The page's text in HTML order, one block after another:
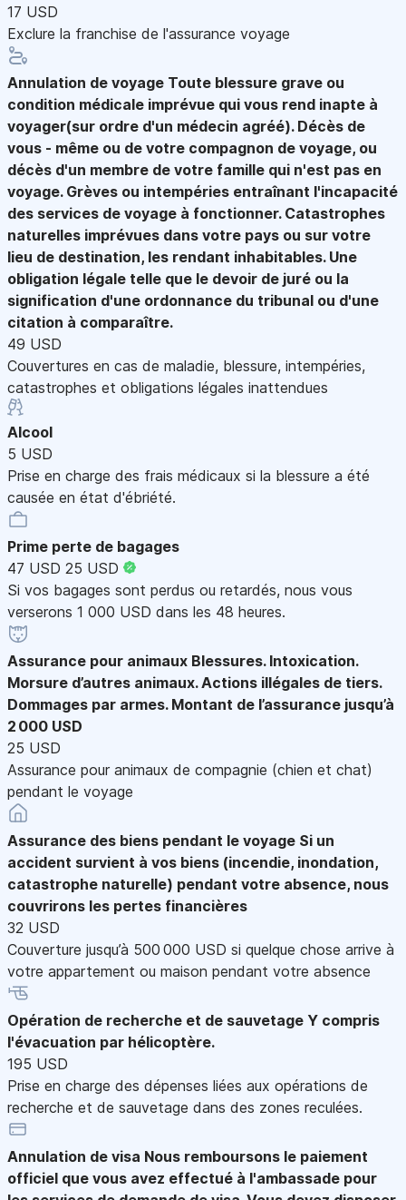
17 USD
Exclure la franchise de l'assurance voyage
Annulation de voyage Toute blessure grave ou
condition médicale imprévue qui vous rend inapte à
voyager(sur ordre d'un médecin agréé). Décès de
vous - même ou de votre compagnon de voyage, ou
décès d'un membre de votre famille qui n'est pas en
voyage. Grèves ou intempéries entraînant l'incapacité
des services de voyage à fonctionner. Catastrophes
naturelles imprévues dans votre pays ou sur votre
lieu de destination, les rendant inhabitables. Une
obligation légale telle que le devoir de juré ou la
signification d'une ordonnance du tribunal ou d'une
citation à comparaître.
49 USD
Couvertures en cas de maladie, blessure, intempéries,
catastrophes et obligations légales inattendues
Alcool
5 USD
Prise en charge des frais médicaux si la blessure a été
causée en état d'ébriété.
Prime perte de bagages
47 USD 25 USD
Si vos bagages sont perdus ou retardés, nous vous
verserons 1 000 USD dans les 48 heures.
Assurance pour animaux Blessures. Intoxication.
Morsure d’autres animaux. Actions illégales de tiers.
Dommages par armes. Montant de l’assurance jusqu’à
2 000 USD
25 USD
Assurance pour animaux de compagnie (chien et chat)
pendant le voyage
Assurance des biens pendant le voyage Si un
accident survient à vos biens (incendie, inondation,
catastrophe naturelle) pendant votre absence, nous
couvrirons les pertes financières
32 USD
Couverture jusqu’à 500 000 USD si quelque chose arrive à
votre appartement ou maison pendant votre absence
Opération de recherche et de sauvetage Y compris
l'évacuation par hélicoptère.
195 USD
Prise en charge des dépenses liées aux opérations de
recherche et de sauvetage dans des zones reculées.
Annulation de visa Nous remboursons le paiement
officiel que vous avez effectué à l'ambassade pour